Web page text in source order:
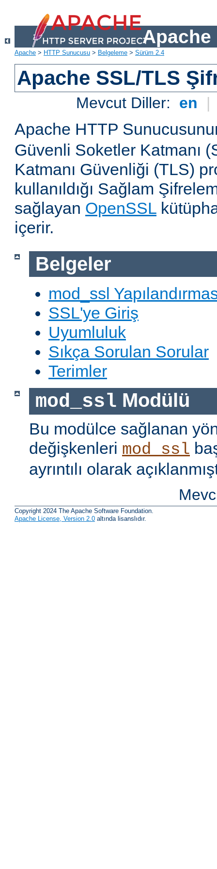
Apache
Apache > HTTP Sunucusu > Belgeleme > Sürüm 2.4
Apache SSL/TLS
Mevcut Diller: en |
Apache HTTP
Güvenli Soketler Katmanı
Katmanı Güvenliği (TLS)
kullanıldığı Sağlam
sağlayan OpenSSL
içerir.
Belgeler
mod_ssl
SSL'ye Giriş
Uyumluluk
Sıkça Sorulan Sorular
Terimler
mod_ssl Modülü
Bu modülce sağlanan
değişkenleri mod_ssl
ayrıntılı olarak
Copyright 2024 The Apache Software Foundation.
Apache License, Version 2.0 altında lisanslıdır.